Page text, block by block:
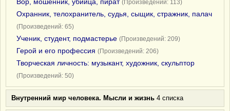
(Произведений: 113)
Охранник, телохранитель, судья, сыщик, стражник, палач
(Произведений: 65)
Ученик, студент, подмастерье (Произведений: 209)
Герой и его профессия (Произведений: 206)
Творческая личность: музыкант, художник, скульптор
(Произведений: 50)
Внутренний мир человека. Мысли и жизнь 4 списка